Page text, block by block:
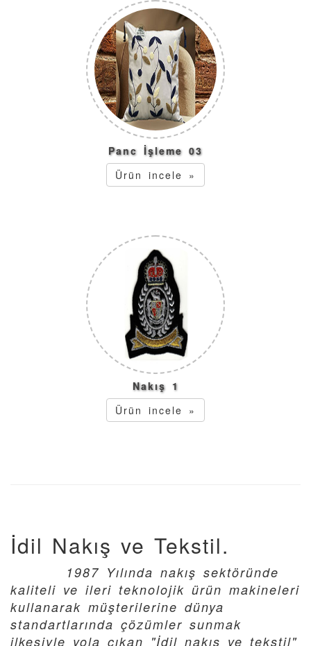
Panc İşleme 03
Ürün incele »
Nakış 1
Ürün incele »
İdil Nakış ve Tekstil.
1987 Yılında nakış sektöründe
kaliteli ve ileri teknolojik ürün makineleri
kullanarak müşterilerine dünya
standartlarında çözümler sunmak
ilkesiyle yola çıkan "İdil nakış ve tekstil"